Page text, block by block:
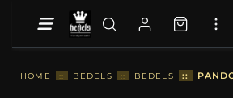
HOME :: BEDELS :: BEDELS ::